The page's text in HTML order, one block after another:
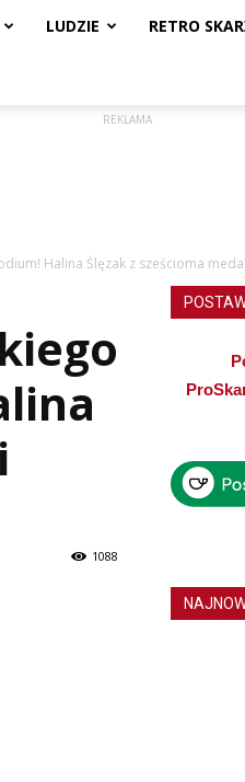
LUDZIE RETRO
REKLAMA
Halina Ślęzak z sześcioma
1088